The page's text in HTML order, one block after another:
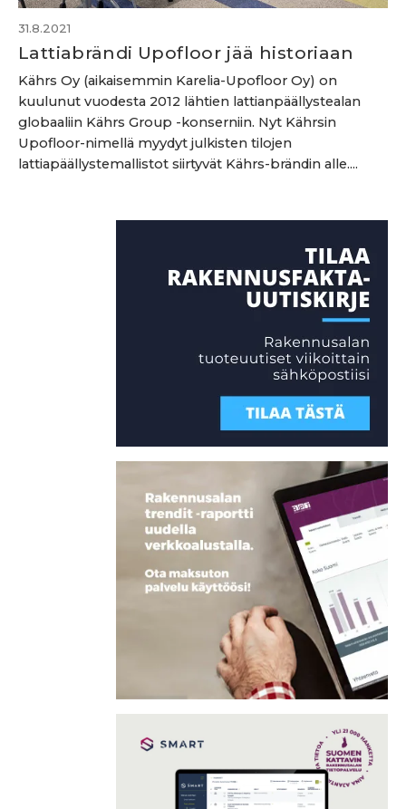
31.8.2021
Lattiabrändi Upofloor jää historiaan
Kährs Oy (aikaisemmin Karelia-Upofloor Oy) on
kuulunut vuodesta 2012 lähtien lattianpäällystealan
globaaliin Kährs Group -konserniin. Nyt Kährsin
Upofloor-nimellä myydyt julkisten tilojen
lattiapäällystemallistot siirtyvät Kährs-brändin alle....